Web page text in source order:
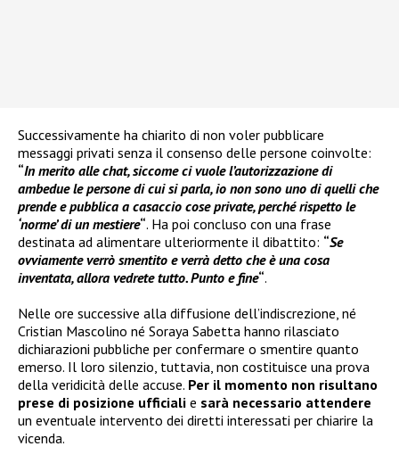
Successivamente ha chiarito di non voler pubblicare
messaggi privati senza il consenso delle persone coinvolte:
“In merito alle chat, siccome ci vuole l’autorizzazione di
ambedue le persone di cui si parla, io non sono uno di quelli che
prende e pubblica a casaccio cose private, perché rispetto le
‘norme’ di un mestiere“. Ha poi concluso con una frase
destinata ad alimentare ulteriormente il dibattito: “Se
ovviamente verrò smentito e verrà detto che è una cosa
inventata, allora vedrete tutto. Punto e fine“.
Nelle ore successive alla diffusione dell’indiscrezione, né
Cristian Mascolino né Soraya Sabetta hanno rilasciato
dichiarazioni pubbliche per confermare o smentire quanto
emerso. Il loro silenzio, tuttavia, non costituisce una prova
della veridicità delle accuse. Per il momento non risultano
prese di posizione ufficiali e sarà necessario attendere
un eventuale intervento dei diretti interessati per chiarire la
vicenda.